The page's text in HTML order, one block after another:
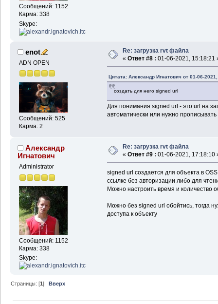
Сообщений: 1152
Карма: 338
Skype:
enot
ADN OPEN
Сообщений: 525
Карма: 2
Re: загрузка rvt файла
« Ответ #8 : 01-06-2021, 15:18:21
Цитата: Александр Игнатович от 01-06-
создать для него signed url
Для понимания signed url - это url на
автоматически или нужно
Александр
Игнатович
Administrator
Сообщений: 1152
Карма: 338
Skype:
Re: загрузка rvt файла
« Ответ #9 : 01-06-2021, 17:18:10
signed url создается для объекта в
ссылке без авторизации либо для
Можно настроить время и количество
Можно без signed url обойтись, тогда
доступа к объекту
Страницы: [1] Вверх